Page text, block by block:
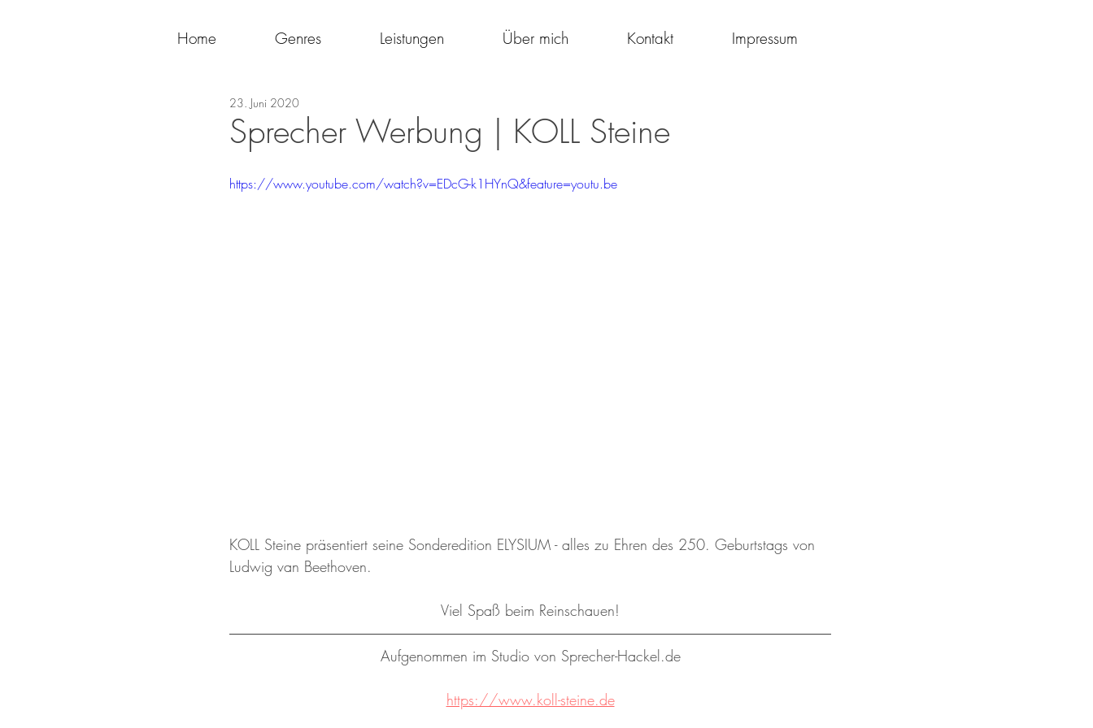
Home Genres Leistungen Über mich Kontakt Impressum
Sprecher Werbung | KOLL Steine
23. Juni 2020
https://www.youtube.com/watch?v=EDcG-k1HYnQ&feature=youtu.be
KOLL Steine präsentiert seine Sonderedition ELYSIUM - alles zu Ehren des 250. Geburtstags von
Ludwig van Beethoven.
Viel Spaß beim Reinschauen!
Aufgenommen im Studio von Sprecher-Hackel.de
https://www.koll-steine.de